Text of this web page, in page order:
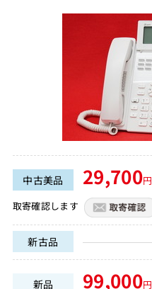
中古美品 29,700円
取寄確認します
新古品
新品 99,000円